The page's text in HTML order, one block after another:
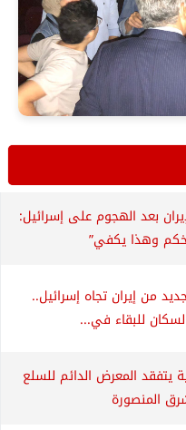
بعد الهجوم على إسرائيل:
وهذا يكفي”
من إيران تجاه إسرائيل..
للبقاء في...
يتفقد المعرض الدائم للسلع
المنصورة